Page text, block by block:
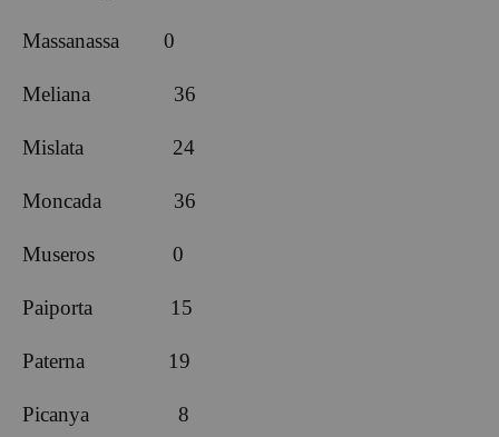
Massanassa 0
Meliana 36
Mislata 24
Moncada 36
Museros 0
Paiporta 15
Paterna 19
Picanya 8